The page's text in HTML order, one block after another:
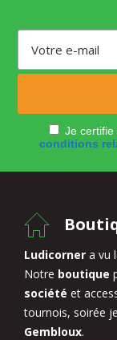
Je certifie
conditions
Ludicorner a vu
Notre boutique
société et
tournois, soirée
Gembloux.